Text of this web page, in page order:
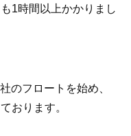
1時間以上かかりまし
のフロートを始め、
おります。